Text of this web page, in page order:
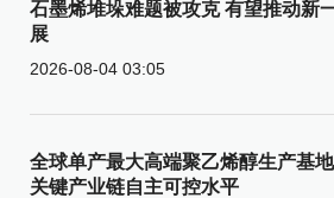
石墨烯堆垛难题被攻克 有望推动新
展
2026-08-04 03:05
全球单产最大高端聚乙烯醇生产基
关键产业链自主可控水平